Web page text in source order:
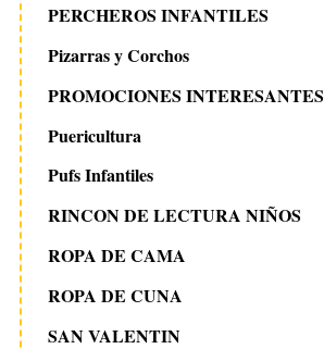
PERCHEROS INFANTILES
Pizarras y Corchos
PROMOCIONES INTERESANTES
Puericultura
Pufs Infantiles
RINCON DE LECTURA NIÑOS
ROPA DE CAMA
ROPA DE CUNA
SAN VALENTIN